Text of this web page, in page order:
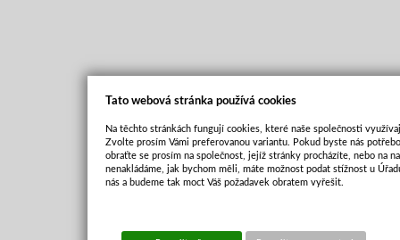
Tato webová stránka používá cookies
Na těchto stránkách fungují cookies, které naše společnosti
Zvolte prosím Vámi preferovanou variantu. Pokud byste nás
obraťte se prosím na společnost, jejíž stránky procházíte, nebo na
nenakládáme, jak bychom měli, máte možnost podat stížnost u
nás a budeme tak moct Váš požadavek obratem vyřešit.